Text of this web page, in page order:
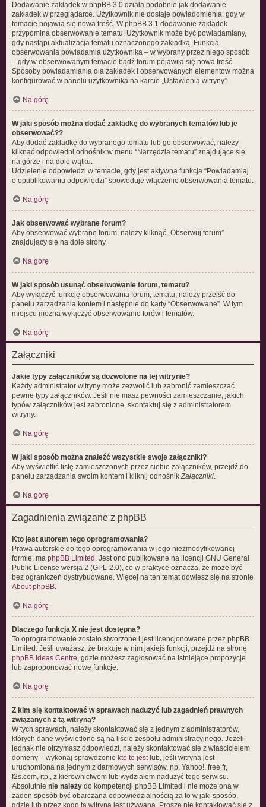
Dodawanie zakładek w phpBB 3.0 działa podobnie jak dodawanie
zakładek w przeglądarce. Użytkownik nie dostaje powiadomienia, gdy w
temacie pojawia się nowa treść. W phpBB 3.1 dodawanie zakładek
przypomina obserwowanie tematu. Użytkownik może być powiadamiany,
gdy nastąpi aktualizacja tematu oznaczonego zakładką. Funkcja
obserwowania powiadamia użytkownika – w wybrany przez niego sposób
– gdy w obserwowanym temacie bądź forum pojawiła się nowa treść.
Sposoby powiadamiania dla zakładek i obserwowanych elementów można
konfigurować w panelu użytkownika na karcie „Ustawienia witryny”.
Na górę
W jaki sposób można dodać zakładkę do wybranych tematów lub je
obserwować??
Aby dodać zakładkę do wybranego tematu lub go obserwować, należy
kliknąć odpowiedni odnośnik w menu “Narzędzia tematu” znajdujące się
na górze i na dole wątku.
Udzielenie odpowiedzi w temacie, gdy jest aktywna funkcja “Powiadamiaj
o opublikowaniu odpowiedzi” spowoduje włączenie obserwowania tematu.
Na górę
Jak obserwować wybrane forum?
Aby obserwować wybrane forum, należy kliknąć „Obserwuj forum”
znajdujący się na dole strony.
Na górę
W jaki sposób usunąć obserwowanie forum, tematu?
Aby wyłączyć funkcję obserwowania forum, tematu, należy przejść do
panelu zarządzania kontem i następnie do karty “Obserwowane”. W tym
miejscu można wyłączyć obserwowanie forów i tematów.
Na górę
Załączniki
Jakie typy załączników są dozwolone na tej witrynie?
Każdy administrator witryny może zezwolić lub zabronić zamieszczać
pewne typy załączników. Jeśli nie masz pewności zamieszczanie, jakich
typów załączników jest zabronione, skontaktuj się z administratorem
witryny.
Na górę
W jaki sposób można znaleźć wszystkie swoje załączniki?
Aby wyświetlić listę zamieszczonych przez ciebie załączników, przejdź do
panelu zarządzania swoim kontem i kliknij odnośnikZałączniki.
Na górę
Zagadnienia związane z phpBB
Kto jest autorem tego oprogramowania?
Prawa autorskie do tego oprogramowania w jego niezmodyfikowanej
formie, ma phpBB Limited . Jest ono publikowane na licencji GNU General
Public License wersja 2 (GPL-2.0), co w praktyce oznacza, że może być
bez ograniczeń dystrybuowane. Więcej na ten temat dowiesz się na stronie
About phpBB.
Na górę
Dlaczego funkcja X nie jest dostępna?
To oprogramowanie zostało stworzone i jest licencjonowane przez phpBB
Limited. Jeśli uważasz, że brakuje w nim jakiejś funkcji, przejdź na stronę
phpBB Ideas Centre, gdzie możesz zagłosować na istniejące propozycje
lub zaproponować nowe funkcje.
Na górę
Z kim się kontaktować w sprawach nadużyć lub zagadnień prawnych
związanych z tą witryną?
W tych sprawach, należy skontaktować się z jednym z administratorów,
których dane wyświetlone są na liście zespołu administracyjnego. Jeżeli
jednak nie otrzymasz odpowiedzi, należy skontaktować się z właścicielem
domeny – wykonaj sprawdzenie kto to jestlub, jeśli witryna jest
uruchomiona na jednym z darmowych serwisów, np. Yahoo!, free.fr,
f2s.com, itp., z kierownictwem lub wydziałem nadużyć tego serwisu.
Absolutnie nie należy do kompetencji phpBB Limited i nie może ona w
żaden sposób być obarczana odpowiedzialnością za to w jaki sposób,
gdzie lub przez kogo ta witryna jest używana. Proszę nie kontaktować się z